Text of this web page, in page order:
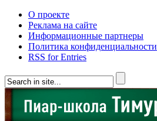
О проекте
Реклама на сайте
Информационные партнеры
Политика конфиденциальности
RSS for Entries